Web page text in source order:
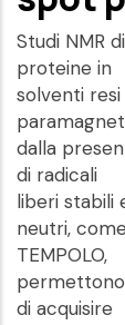
Studi NMR di
proteine in
solventi resi
dalla
di radicali
liberi stabili
neutri,
TEMPOLO,
permettono
di acquisire